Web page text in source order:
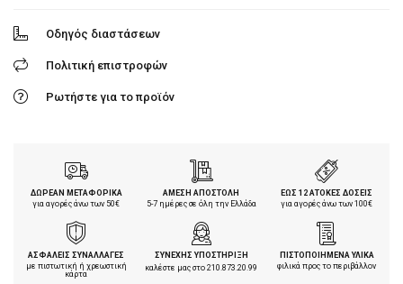
Οδηγός διαστάσεων
Πολιτική επιστροφών
Ρωτήστε για το προϊόν
ΔΩΡΕΑΝ ΜΕΤΑΦΟΡΙΚΑ
για αγορές άνω των 50€
ΑΜΕΣΗ ΑΠΟΣΤΟΛΗ
5-7 ημέρες σε όλη την Ελλάδα
ΕΩΣ 12 ΑΤΟΚΕΣ ΔΟΣΕΙΣ
για αγορές άνω των 100€
ΑΣΦΑΛΕΙΣ ΣΥΝΑΛΛΑΓΕΣ
με πιστωτική ή χρεωστική
κάρτα
ΣΥΝΕΧΗΣ ΥΠΟΣΤΗΡΙΞΗ
καλέστε μας στο210.873.20.99
ΠΙΣΤΟΠΟΙΗΜΕΝΑ ΥΛΙΚΑ
φιλικά προς το περιβάλλον